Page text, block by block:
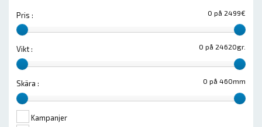
0 på 2499€
Pris :
0 på 24620gr.
Vikt :
0 på 460mm
Skära :
Kampanjer